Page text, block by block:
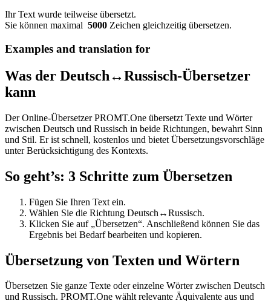
Ihr Text wurde teilweise übersetzt.
Sie können maximal 5000 Zeichen gleichzeitig übersetzen.
Examples and translation for
Was der Deutsch↔Russisch-Übersetzer
kann
Der Online-Übersetzer PROMT.One übersetzt Texte und Wörter
zwischen Deutsch und Russisch in beide Richtungen, bewahrt Sinn
und Stil. Er ist schnell, kostenlos und bietet Übersetzungsvorschläge
unter Berücksichtigung des Kontexts.
So geht’s: 3 Schritte zum Übersetzen
Fügen Sie Ihren Text ein.
Wählen Sie die Richtung Deutsch↔Russisch.
Klicken Sie auf „Übersetzen“. Anschließend können Sie das
Ergebnis bei Bedarf bearbeiten und kopieren.
Übersetzung von Texten und Wörtern
Übersetzen Sie ganze Texte oder einzelne Wörter zwischen Deutsch
und Russisch. PROMT.One wählt relevante Äquivalente aus und